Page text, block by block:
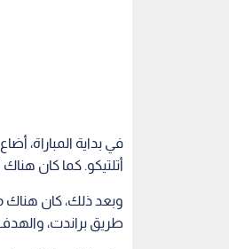
في بداية المباراة،
أتلتيكو. كما كان
طريق براندت، والهدف الثاني في الدقيقة 39 عبر